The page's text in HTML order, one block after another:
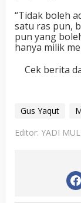
“Tidak boleh
satu ras pun,
pun yang
hanya milik
Cek berita
Gus Yaqut
Editor: YADI